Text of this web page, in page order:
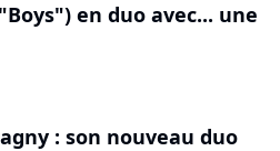
en duo avec... une
: son nouveau duo